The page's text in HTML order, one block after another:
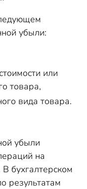
убыли:
или
товара,
вида товара.
убыли
на
бухгалтерском
результатам